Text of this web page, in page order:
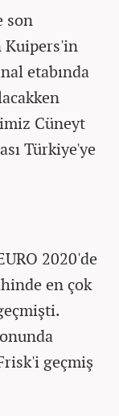
son
Kuipers'in
etabında
Cüneyt
Türkiye'ye
2020'de
en çok
geçmiş